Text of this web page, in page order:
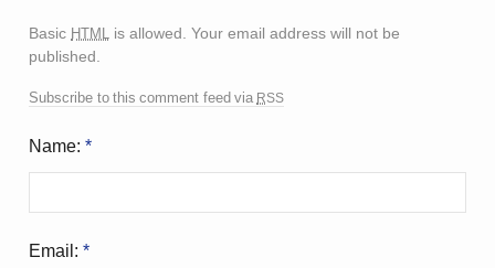
Basic html is allowed. Your email address will not be
published.
Subscribe to this comment feed via rss
Name:*
Email:*